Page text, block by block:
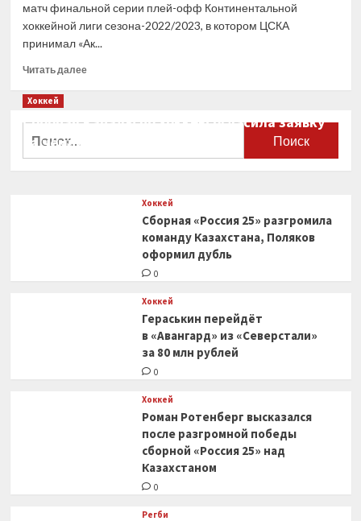
матч финальной серии плей-офф Континентальной
хоккейной лиги сезона-2022/2023, в котором ЦСКА
принимал «Ак...
Читать далееПрочитать
обыграл
в финальной
Хоккей
Сборная Канады по хоккею огласила заявку
на чемпионат мира
Хоккей
Сборная «Россия 25» разгромила
команду Казахстана, Поляков
оформил дубль
0
Хоккей
Гераськин перейдёт
в «Авангард» из «Северстали»
за 80 млн рублей
0
Хоккей
Роман Ротенберг высказался
после разгромной победы
сборной «Россия 25» над
Казахстаном
0
Регби